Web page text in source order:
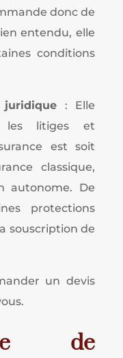
donc de
entendu, elle
conditions
juridique : Elle
les litiges et
est soit
classique,
autonome. De
protections
souscription de
un devis
de